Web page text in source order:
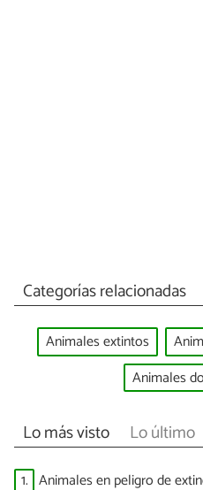
Categorías relacionadas
Animales extintos
Animales
Lo más visto Lo último
1. Animales en peligro de